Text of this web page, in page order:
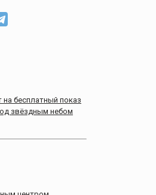
бесплатный показ
звёздным небом